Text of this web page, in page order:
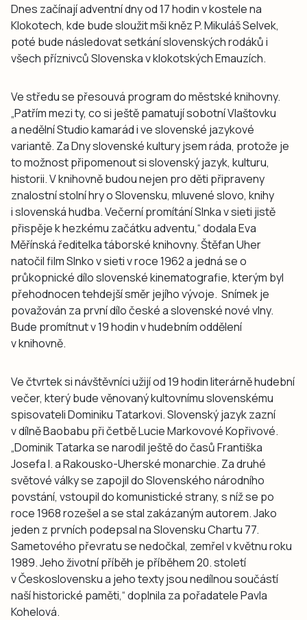
Dnes začínají adventní dny od 17 hodin v kostele na
Klokotech, kde bude sloužit mši kněz P. Mikuláš Selvek,
poté bude následovat setkání slovenských rodáků i
všech příznivců Slovenska v klokotských Emauzích.
Ve středu se přesouvá program do městské knihovny.
„Patřím mezi ty, co si ještě pamatují sobotní Vlaštovku
a nedělní Studio kamarád i ve slovenské jazykové
variantě. Za Dny slovenské kultury jsem ráda, protože je
to možnost připomenout si slovenský jazyk, kulturu,
historii. V knihovně budou nejen pro děti připraveny
znalostní stolní hry o Slovensku, mluvené slovo, knihy
i slovenská hudba. Večerní promítání Slnka v sieti jistě
přispěje k hezkému začátku adventu,“dodala Eva
Měřínská ředitelka táborské knihovny. Štěfan Uher
natočil film Slnko v sieti v roce 1962 a jedná se o
průkopnické dílo slovenské kinematografie, kterým byl
přehodnocen tehdejší směr jejího vývoje. Snímek je
považován za první dílo české a slovenské nové vlny.
Bude promítnut v 19 hodin v hudebním oddělení
v knihovně.
Ve čtvrtek si návštěvníci užijí od 19 hodin literárně hudební
večer, který bude věnovaný kultovnímu slovenskému
spisovateli Dominiku Tatarkovi. Slovenský jazyk zazní
v dílně Baobabu při četbě Lucie Markovové Kopřivové.
„Dominik Tatarka se narodil ještě do časů Františka
Josefa I. a Rakousko-Uherské monarchie. Za druhé
světové války se zapojil do Slovenského národního
povstání, vstoupil do komunistické strany, s níž se po
roce 1968 rozešel a se stal zakázaným autorem. Jako
jeden z prvních podepsal na Slovensku Chartu 77.
Sametového převratu se nedočkal, zemřel v květnu roku
1989. Jeho životní příběh je příběhem 20. století
v Československu a jeho texty jsou nedílnou součástí
naší historické paměti,“doplnila za pořadatele Pavla
Kohelová.